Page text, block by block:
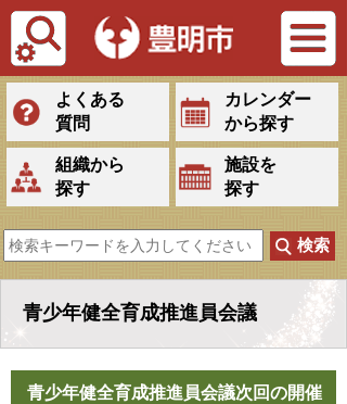
Tiếng Việt
よくある
質問
カレンダー
から探す
組織から
探す
施設を
探す
青少年健全育成推進員会議
青少年健全育成推進員会議次回の開催